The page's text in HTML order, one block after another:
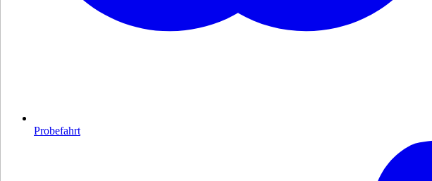
Probefahrt